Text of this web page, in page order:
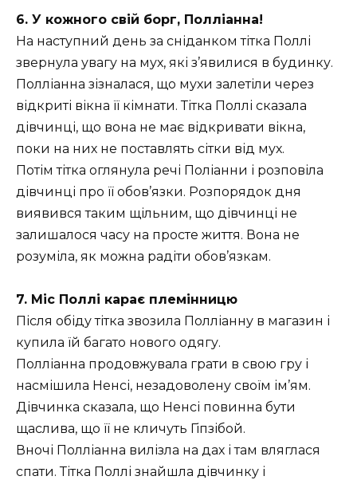
6. У кожного свій борг, Полліанна!
На наступний день за сніданком тітка Поллі
звернула увагу на мух, які з’явилися в будинку.
Полліанна зізналася, що мухи залетіли через
відкриті вікна її кімнати. Тітка Поллі сказала
дівчинці, що вона не має відкривати вікна,
поки на них не поставлять сітки від мух.
Потім тітка оглянула речі Поліанни і розповіла
дівчинці про її обов’язки. Розпорядок дня
виявився таким щільним, що дівчинці не
залишалося часу на просте життя. Вона не
розуміла, як можна радіти обов’язкам.
7. Міс Поллі карає племінницю
Після обіду тітка звозила Полліанну в магазин і
купила їй багато нового одягу.
Полліанна продовжувала грати в свою гру і
насмішила Ненсі, незадоволену своїм ім’ям.
Дівчинка сказала, що Ненсі повинна бути
щаслива, що її не кличуть Гіпзібой.
Вночі Полліанна вилізла на дах і там вляглася
спати. Тітка Поллі знайшла дівчинку і